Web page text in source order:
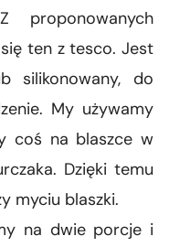
ten z tesco. Jest
silikonowany, do
My używamy
coś na blaszce w
Dzięki temu
myciu blaszki.
na dwie porcje i